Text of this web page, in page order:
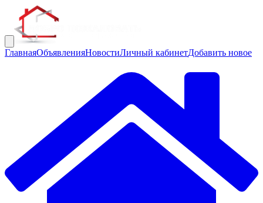
ГлавнаяОбъявленияНовостиЛичный кабинетДобавить новое